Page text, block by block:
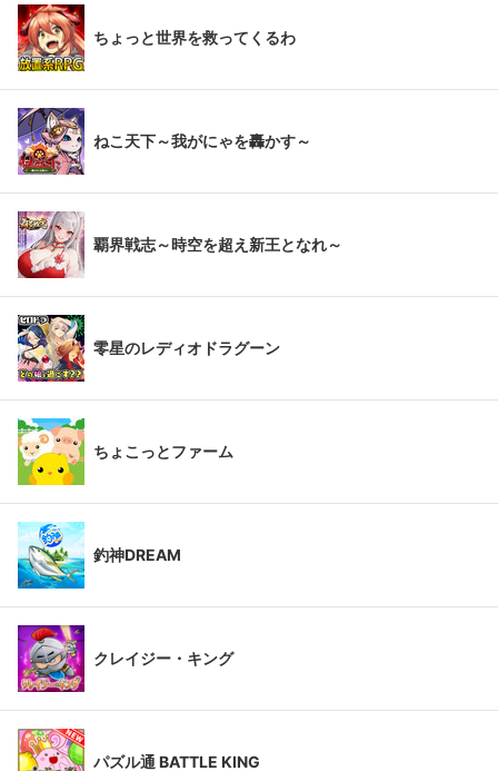
ちょっと世界を救ってくるわ
ねこ天下～我がにゃを轟かす～
覇界戦志～時空を超え新王となれ～
零星のレディオドラグーン
ちょこっとファーム
釣神DREAM
クレイジー・キング
パズル通 BATTLE KING